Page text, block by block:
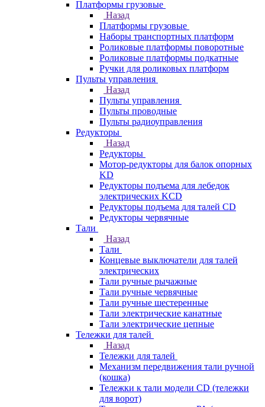
Платформы грузовые
Назад
Платформы грузовые
Наборы транспортных платформ
Роликовые платформы поворотные
Роликовые платформы подкатные
Ручки для роликовых платформ
Пульты управления
Назад
Пульты управления
Пульты проводные
Пульты радиоуправления
Редукторы
Назад
Редукторы
Мотор-редукторы для балок опорных
KD
Редукторы подъема для лебедок
электрических KCD
Редукторы подъема для талей CD
Редукторы червячные
Тали
Назад
Тали
Концевые выключатели для талей
электрических
Тали ручные рычажные
Тали ручные червячные
Тали ручные шестеренные
Тали электрические канатные
Тали электрические цепные
Тележки для талей
Назад
Тележки для талей
Механизм передвижения тали ручной
(кошка)
Тележки к тали модели CD (тележки
для ворот)